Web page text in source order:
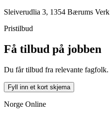
Sleiverudlia 3, 1354 Bærums Verk
Pristilbud
Få tilbud på jobben
Du får tilbud fra relevante fagfolk.
Fyll inn et kort skjema
Norge Online